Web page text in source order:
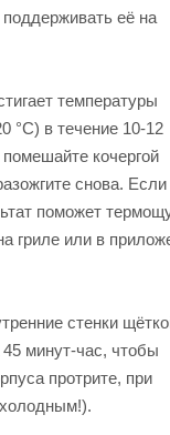
её на
температуры
°C) в течение 10-12
кочергой
снова.
поможет
гриле или в
стенки
минут-час, чтобы
протрите, при